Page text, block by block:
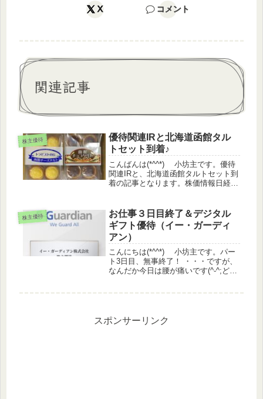
X コメント
関連記事
株主優待
優待関連IRと北海道函館タル
トセット到着♪
こんばんは(*^^*) 小坊主です。優待
関連IRと、北海道函館タルトセット到
着の記事となります。株価情報日経平
っどさん調べ）保有銘柄◆ 前日比 ...
株主優待
お仕事３日目終了＆デジタル
ギフト優待（イー・ガーディ
アン）
こんにちは(*^^*) 小坊主です。パー
ト3日目、無事終了！ ・・・ですが、
なんだか今日は腰が痛いです(^-^;どん
スポンサーリンク